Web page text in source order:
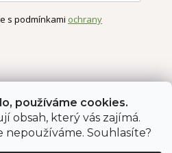
používáme cookies.
obsah, který vás zajímá.
nepoužíváme. Souhlasíte?
s podmínkami ochrany
Obchodní podmínky
ochrany údajů